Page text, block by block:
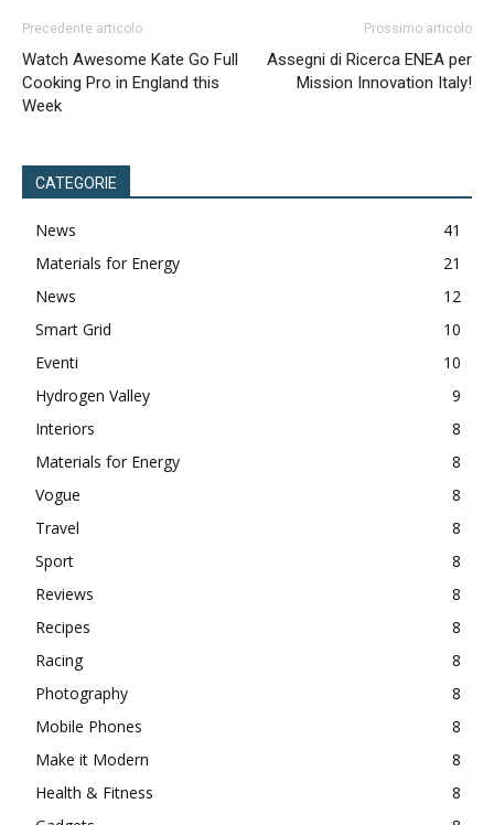
Precedente articolo
Watch Awesome Kate Go Full
Cooking Pro in England this
Week
Prossimo articolo
Assegni di Ricerca ENEA per
Mission Innovation Italy!
CATEGORIE
News
41
Materials for Energy
21
News
12
Smart Grid
10
Eventi
10
Hydrogen Valley
9
Interiors
8
Materials for Energy
8
Vogue
8
Travel
8
Sport
8
Reviews
8
Recipes
8
Racing
8
Photography
8
Mobile Phones
8
Make it Modern
8
Health & Fitness
8